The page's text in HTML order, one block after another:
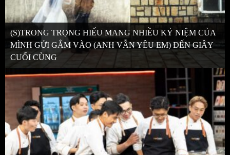
(S)TRONG TRỌNG HIẾU MANG NHIỀU KỶ NIỆM CỦA
MÌNH GỬI GẮM VÀO (ANH VẪN YÊU EM) ĐẾN GIÂY
CUỐI CÙNG